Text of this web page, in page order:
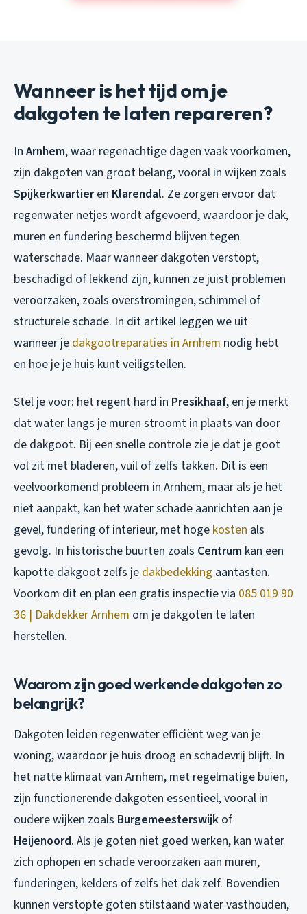
Wanneer is het tijd om je
dakgoten te laten repareren?
In Arnhem, waar regenachtige dagen vaak voorkomen,
zijn dakgoten van groot belang, vooral in wijken zoals
Spijkerkwartieren Klarendal. Ze zorgen ervoor dat
regenwater netjes wordt afgevoerd, waardoor je dak,
muren en fundering beschermd blijven tegen
waterschade. Maar wanneer dakgoten verstopt,
beschadigd of lekkend zijn, kunnen ze juist problemen
veroorzaken, zoals overstromingen, schimmel of
structurele schade. In dit artikel leggen we uit
wanneer je dakgootreparaties in Arnhem nodig hebt
en hoe je je huis kunt veiligstellen.
Stel je voor: het regent hard in Presikhaaf, en je merkt
dat water langs je muren stroomt in plaats van door
de dakgoot. Bij een snelle controle zie je dat je goot
vol zit met bladeren, vuil of zelfs takken. Dit is een
veelvoorkomend probleem in Arnhem, maar als je het
niet aanpakt, kan het water schade aanrichten aan je
gevel, fundering of interieur, met hoge kosten als
gevolg. In historische buurten zoals Centrum kan een
kapotte dakgoot zelfs je dakbedekking aantasten.
Voorkom dit en plan een gratis inspectie via 085 019 90
36 | Dakdekker Arnhem om je dakgoten te laten
herstellen.
Waarom zijn goed werkende dakgoten zo
belangrijk?
Dakgoten leiden regenwater efficiënt weg van je
woning, waardoor je huis droog en schadevrij blijft. In
het natte klimaat van Arnhem, met regelmatige buien,
zijn functionerende dakgoten essentieel, vooral in
oudere wijken zoals Burgemeesterswijk of
Heijenoord. Als je goten niet goed werken, kan water
zich ophopen en schade veroorzaken aan muren,
funderingen, kelders of zelfs het dak zelf. Bovendien
kunnen verstopte goten stilstaand water vasthouden,